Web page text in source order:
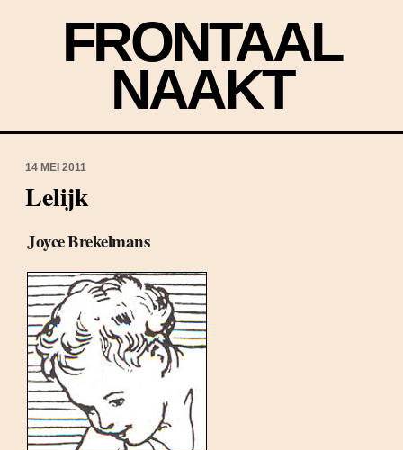
FRONTAAL
NAAKT
14 MEI 2011
Lelijk
Joyce Brekelmans